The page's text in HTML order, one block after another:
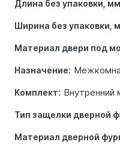
Длина без упаковки,
Ширина без упаковки,
Материал двери под
Назначение:
Комплект: Внутренний
Тип защелки дверной
Материал дверной